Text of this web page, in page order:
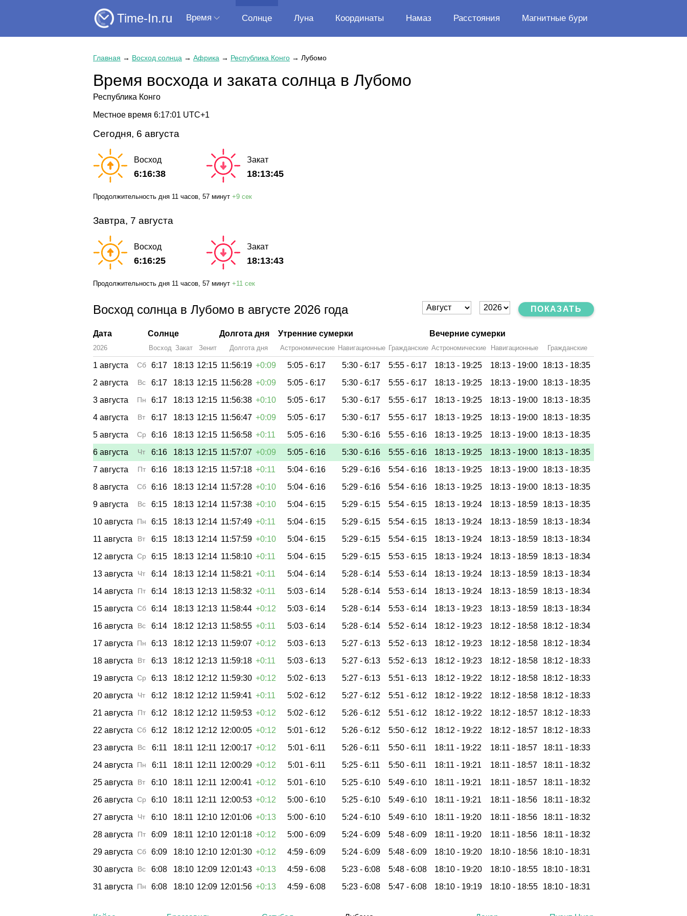
Time-In.ru Время Солнце Луна Координаты Намаз Расстояния Магнитные бури
Главная → Восход солнца → Африка → Республика Конго → Лубомо
Время восхода и заката солнца в Лубомо
Республика Конго
Местное время 6:17:02 UTC+1
Сегодня, 6 августа
Восход
6:16:38
Закат
18:13:45
Продолжительность дня 11 часов , 57 минут +9 сек
Завтра, 7 августа
Восход
6:16:25
Закат
18:13:43
Продолжительность дня 11 часов, 57 минут +11 сек
Восход солнца в Лубомо в августе 2026 года ПОКАЗАТЬ
Дата Солнце Долгота дня Утренние сумерки Вечерние сумерки
2026 Восход Закат Зенит Долгота дня Астрономические Навигационные Гражданские Астрономические Навигационные Гражданские
1 августа Сб 6:17 18:13 12:15 11:56:19 +0:09 5:05 - 6:17 5:30 - 6:17 5:55 - 6:17 18:13 - 19:25 18:13 - 19:00 18:13 - 18:35
2 августа
Вс 6:17 18:13 12:15 11:56:28 +0:09 5:05 - 6:17 5:30 - 6:17 5:55 - 6:17 18:13 - 19:25 18:13 - 19:00 18:13 - 18:35
3 августа
Пн 6:17 18:13 12:15 11:56:38 +0:10 5:05 - 6:17 5:30 - 6:17 5:55 - 6:17 18:13 - 19:25 18:13 - 19:00 18:13 - 18:35
4 августа
Вт 6:17 18:13 12:15 11:56:47 +0:09 5:05 - 6:17 5:30 - 6:17 5:55 - 6:17 18:13 - 19:25 18:13 - 19:00 18:13 - 18:35
5 августа
Ср 6:16 18:13 12:15 11:56:58 +0:11 5:05 - 6:16 5:30 - 6:16 5:55 - 6:16 18:13 - 19:25 18:13 - 19:00 18:13 - 18:35
6 августа
Чт 6:16 18:13 12:15 11:57:07 +0:09 5:05 - 6:16 5:30 - 6:16 5:55 - 6:16 18:13 - 19:25 18:13 - 19:00 18:13 - 18:35
7 августа
Пт 6:16 18:13 12:15 11:57:18 +0:11 5:04 - 6:16 5:29 - 6:16 5:54 - 6:16 18:13 - 19:25 18:13 - 19:00 18:13 - 18:35
8 августа
Сб 6:16 18:13 12:14 11:57:28 +0:10 5:04 - 6:16 5:29 - 6:16 5:54 - 6:16 18:13 - 19:25 18:13 - 19:00 18:13 - 18:35
9 августа
Вс 6:15 18:13 12:14 11:57:38 +0:10 5:04 - 6:15 5:29 - 6:15 5:54 - 6:15 18:13 - 19:24 18:13 - 18:59 18:13 - 18:35
10 августа
Пн 6:15 18:13 12:14 11:57:49 +0:11 5:04 - 6:15 5:29 - 6:15 5:54 - 6:15 18:13 - 19:24 18:13 - 18:59 18:13 - 18:34
11 августа
Вт 6:15 18:13 12:14 11:57:59 +0:10 5:04 - 6:15 5:29 - 6:15 5:54 - 6:15 18:13 - 19:24 18:13 - 18:59 18:13 - 18:34
12 августа Ср 6:15 18:13 12:14 11:58:10 +0:11 5:04 - 6:15 5:29 - 6:15 5:53 - 6:15 18:13 - 19:24 18:13 - 18:59 18:13 - 18:34
13 августа
Чт 6:14 18:13 12:14 11:58:21 +0:11 5:04 - 6:14 5:28 - 6:14 5:53 - 6:14 18:13 - 19:24 18:13 - 18:59 18:13 - 18:34
14 августа
Пт 6:14 18:13 12:13 11:58:32 +0:11 5:03 - 6:14 5:28 - 6:14 5:53 - 6:14 18:13 - 19:24 18:13 - 18:59 18:13 - 18:34
15 августа Сб 6:14 18:13 12:13 11:58:44 +0:12 5:03 - 6:14 5:28 - 6:14 5:53 - 6:14 18:13 - 19:23 18:13 - 18:59 18:13 - 18:34
16 августа
Вс 6:14 18:12 12:13 11:58:55 +0:11 5:03 - 6:14 5:28 - 6:14 5:52 - 6:14 18:12 - 19:23 18:12 - 18:58 18:12 - 18:34
17 августа
Пн 6:13 18:12 12:13 11:59:07 +0:12 5:03 - 6:13 5:27 - 6:13 5:52 - 6:13 18:12 - 19:23 18:12 - 18:58 18:12 - 18:34
18 августа
Вт 6:13 18:12 12:13 11:59:18 +0:11 5:03 - 6:13 5:27 - 6:13 5:52 - 6:13 18:12 - 19:23 18:12 - 18:58 18:12 - 18:33
19 августа Ср 6:13 18:12 12:12 11:59:30 +0:12 5:02 - 6:13 5:27 - 6:13 5:51 - 6:13 18:12 - 19:22 18:12 - 18:58 18:12 - 18:33
20 августа
Чт 6:12 18:12 12:12 11:59:41 +0:11 5:02 - 6:12 5:27 - 6:12 5:51 - 6:12 18:12 - 19:22 18:12 - 18:58 18:12 - 18:33
21 августа
Пт 6:12 18:12 12:12 11:59:53 +0:12 5:02 - 6:12 5:26 - 6:12 5:51 - 6:12 18:12 - 19:22 18:12 - 18:57 18:12 - 18:33
22 августа Сб 6:12 18:12 12:12 12:00:05 +0:12 5:01 - 6:12 5:26 - 6:12 5:50 - 6:12 18:12 - 19:22 18:12 - 18:57 18:12 - 18:33
23 августа
Вс 6:11 18:11 12:11 12:00:17 +0:12 5:01 - 6:11 5:26 - 6:11 5:50 - 6:11 18:11 - 19:22 18:11 - 18:57 18:11 - 18:33
24 августа
Пн 6:11 18:11 12:11 12:00:29 +0:12 5:01 - 6:11 5:25 - 6:11 5:50 - 6:11 18:11 - 19:21 18:11 - 18:57 18:11 - 18:32
25 августа
Вт 6:10 18:11 12:11 12:00:41 +0:12 5:01 - 6:10 5:25 - 6:10 5:49 - 6:10 18:11 - 19:21 18:11 - 18:57 18:11 - 18:32
26 августа Ср 6:10 18:11 12:11 12:00:53 +0:12 5:00 - 6:10 5:25 - 6:10 5:49 - 6:10 18:11 - 19:21 18:11 - 18:56 18:11 - 18:32
27 августа
Чт 6:10 18:11 12:10 12:01:06 +0:13 5:00 - 6:10 5:24 - 6:10 5:49 - 6:10 18:11 - 19:20 18:11 - 18:56 18:11 - 18:32
28 августа
Пт 6:09 18:11 12:10 12:01:18 +0:12 5:00 - 6:09 5:24 - 6:09 5:48 - 6:09 18:11 - 19:20 18:11 - 18:56 18:11 - 18:32
29 августа Сб 6:09 18:10 12:10 12:01:30 +0:12 4:59 - 6:09 5:24 - 6:09 5:48 - 6:09 18:10 - 19:20 18:10 - 18:56 18:10 - 18:31
30 августа
Вс 6:08 18:10 12:09 12:01:43 +0:13 4:59 - 6:08 5:23 - 6:08 5:48 - 6:08 18:10 - 19:20 18:10 - 18:55 18:10 - 18:31
31 августа
Пн 6:08 18:10 12:09 12:01:56 +0:13 4:59 - 6:08 5:23 - 6:08 5:47 - 6:08 18:10 - 19:19 18:10 - 18:55 18:10 - 18:31